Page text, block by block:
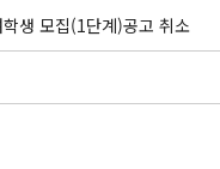
생 모집(1단계)공고 취소